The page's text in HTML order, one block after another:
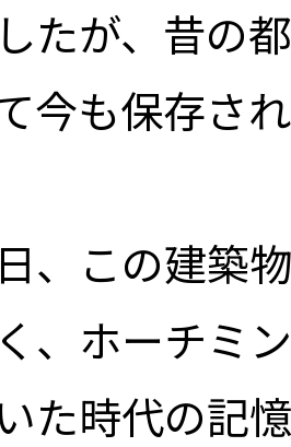
たが、昔の
今も保存さ
、この建築
、ホーチミ
た時代の記